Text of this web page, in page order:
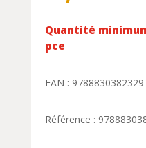
Quantité
pce
EAN : 9788830382329
Référence :